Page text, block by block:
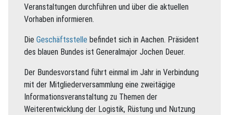
Veranstaltungen durchführen und über die aktuellen
Vorhaben informieren.
Die Geschäftsstelle befindet sich in Aachen. Präsident
des blauen Bundes ist Generalmajor Jochen Deuer.
Der Bundesvorstand führt einmal im Jahr in Verbindung
mit der Mitgliederversammlung eine zweitägige
Informationsveranstaltung zu Themen der
Weiterentwicklung der Logistik, Rüstung und Nutzung